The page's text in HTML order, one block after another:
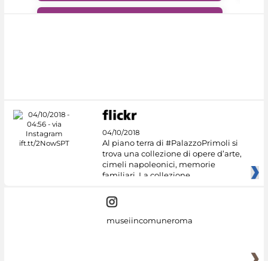
04/10/2018
Al piano terra di #PalazzoPrimoli si
trova una collezione di opere d’arte,
cimeli napoleonici, memorie
familiari. La collezione
museiincomuneroma